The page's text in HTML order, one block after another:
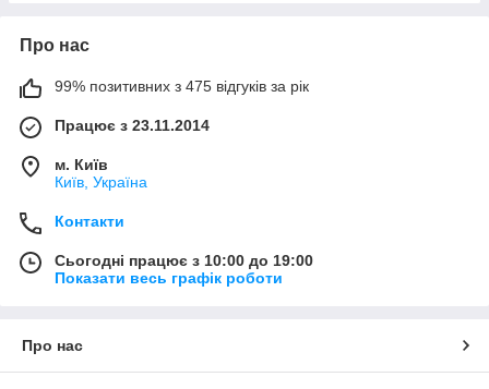
Про нас
99% позитивних з 475 відгуків за рік
Працює з 23.11.2014
м. Київ
Київ, Україна
Контакти
Сьогодні працює з 10:00 до 19:00
Показати весь графік роботи
Про нас